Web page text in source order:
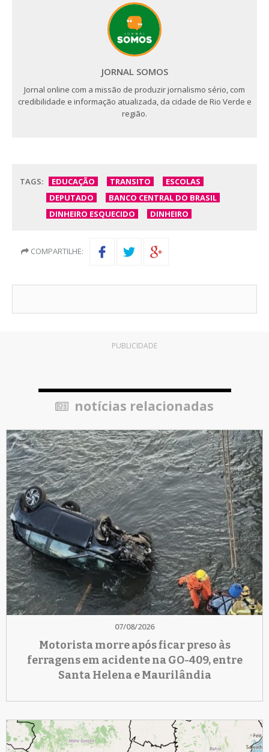
JORNAL SOMOS
Jornal online com a missão de produzir jornalismo sério, com
credibilidade e informação atualizada, da cidade de Rio Verde e
região.
TAGS: EDUCAÇÃO TRANSITO
ESCOLAS
DEPUTADO
BANCO CENTRAL DO BRASIL
DINHEIRO ESQUECIDO
DINHEIRO
COMPARTILHE:
PUBLICIDADE
notícias relacionadas
07/08/2026
Motorista morre após ficar preso às
ferragens em acidente na GO-409, entre
Santa Helena e Maurilândia